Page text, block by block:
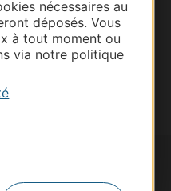
nécessaires au
déposés. Vous
à tout moment ou
via notre politique
recevoir des
visites et de sorties.